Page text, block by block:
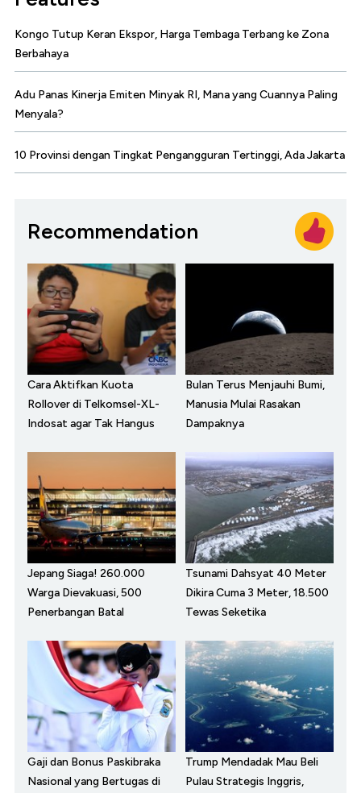
Kongo Tutup Keran Ekspor, Harga Tembaga Terbang ke Zona
Berbahaya
Adu Panas Kinerja Emiten Minyak RI, Mana yang Cuannya Paling
Menyala?
10 Provinsi dengan Tingkat Pengangguran Tertinggi, Ada Jakarta
Recommendation
Cara Aktifkan Kuota
Rollover di Telkomsel-XL-
Indosat agar Tak Hangus
Bulan Terus Menjauhi Bumi,
Manusia Mulai Rasakan
Dampaknya
Jepang Siaga! 260.000
Warga Dievakuasi, 500
Penerbangan Batal
Tsunami Dahsyat 40 Meter
Dikira Cuma 3 Meter, 18.500
Tewas Seketika
Gaji dan Bonus Paskibraka
Nasional yang Bertugas di
Trump Mendadak Mau Beli
Pulau Strategis Inggris,